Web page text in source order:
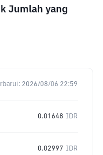
Jumlah yang
2026/08/06 22:59
0.01648 IDR
0.02997 IDR